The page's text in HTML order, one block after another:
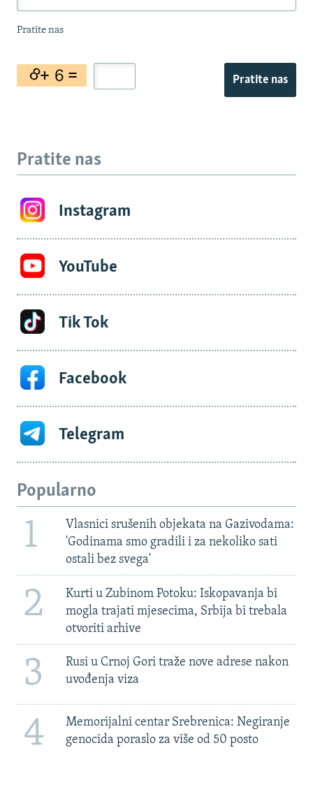
Pratite nas
Pratite nas
Pratite nas
Instagram
YouTube
Tik Tok
Facebook
Telegram
Popularno
1
Vlasnici srušenih objekata na Gazivodama:
'Godinama smo gradili i za nekoliko sati
ostali bez svega'
2
Kurti u Zubinom Potoku: Iskopavanja bi
mogla trajati mjesecima, Srbija bi trebala
otvoriti arhive
3
Rusi u Crnoj Gori traže nove adrese nakon
uvođenja viza
4
Memorijalni centar Srebrenica: Negiranje
genocida poraslo za više od 50 posto